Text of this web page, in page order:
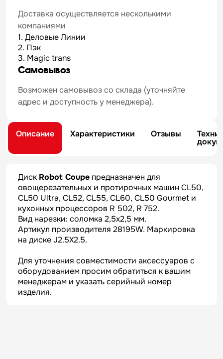
Доставка осуществляется несколькими
компаниями
1. Деловые Линии
2. Пэк
3. Magic trans
Самовывоз
Возможен самовывоз со склада (уточняйте
адрес и доступность у менеджера).
Описание Характеристики Отзывы
Диск Robot Coupe предназначен для
овощерезательных и протирочных машин CL50,
CL50 Ultra, CL52, CL55, CL60, CL50 Gourmet и
кухонных процессоров R 502, R 752.
Вид нарезки: соломка 2,5х2,5 мм.
Артикул производителя 28195W. Маркировка
на диске J2.5X2.5.
Для уточнения совместимости аксессуаров с
оборудованием просим обратиться к вашим
менеджерам и указать серийный номер
изделия.